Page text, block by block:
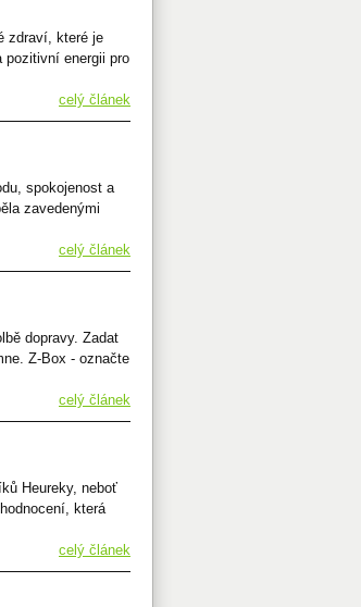
zdraví, které je
pozitivní energii pro
celý článek
spokojenost a
zavedenými
celý článek
dopravy. Zadat
Z-Box - označte
celý článek
Heureky, neboť
která
celý článek